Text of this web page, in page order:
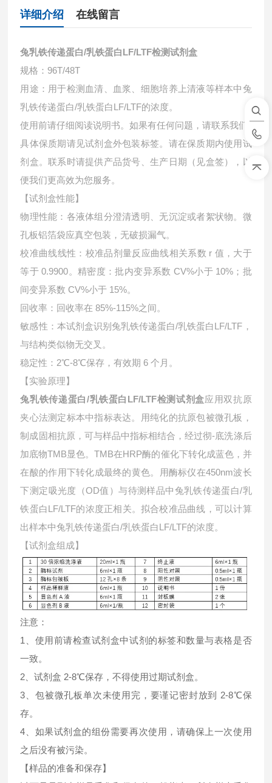
详细介绍 在线留言
兔乳铁传递蛋白/乳铁蛋白LF/LTF检测试剂盒
规格：96T/48T
用途：用于检测血清、血浆、细胞培养上清液等样本中兔
乳铁传递蛋白/乳铁蛋白LF/LTF的浓度。
使用前请仔细阅读说明书。如果有任何问题，请联系我们
具体保质期请见试剂盒外包装标签。请在保质期内使用试
剂盒。联系时请提供产品货号、生产日期（见盒签），以
便我们更高效为您服务。
【试剂盒性能】
物理性能：各液体组分澄清透明、无沉淀或者絮状物。微
孔板铝箔袋应真空包装，无破损漏气。
校准曲线线性：校准品剂量反应曲线相关系数 r 值，大于
等于 0.9900。精密度：批内变异系数 CV%小于 10%；批
间变异系数 CV%小于 15%。
回收率：回收率在 85%-115%之间。
敏感性：本试剂盒识别兔乳铁传递蛋白/乳铁蛋白LF/LTF，
与结构类似物无交叉。
稳定性：2℃-8℃保存，有效期 6 个月。
【实验原理】
兔乳铁传递蛋白/乳铁蛋白LF/LTF检测试剂盒应用双抗原
夹心法测定标本中指标表达。用纯化的抗原包被微孔板，
制成固相抗原，可与样品中指标相结合，经过彻-底洗涤后
加底物TMB显色。TMB在HRP酶的催化下转化成蓝色，并
在酸的作用下转化成最终的黄色。用酶标仪在450nm波长
下测定吸光度（OD值）与待测样品中兔乳铁传递蛋白/乳
铁蛋白LF/LTF的浓度正相关。拟合校准品曲线，可以计算
出样本中兔乳铁传递蛋白/乳铁蛋白LF/LTF的浓度。
【试剂盒组成】
注意：
1、使用前请检查试剂盒中试剂的标签和数量与表格是否
一致。
2、试剂盒 2-8℃保存，不得使用过期试剂盒。
3、包被微孔板单次未使用完，要谨记密封放到 2-8℃保
存。
4、如果试剂盒的组份需要再次使用，请确保上一次使用
之后没有被污染。
【样品的准备和保存】